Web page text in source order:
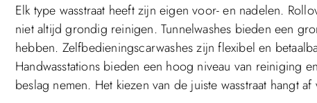
Elk type wasstraat heeft zijn eigen voor- en nadelen.
niet altijd grondig reinigen. Tunnelwashes bieden een
hebben. Zelfbedieningscarwashes zijn flexibel en
Handwasstations bieden een hoog niveau van reiniging
beslag nemen. Het kiezen van de juiste wasstraat hangt